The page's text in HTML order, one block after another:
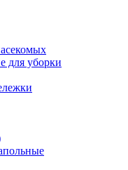
для уборки